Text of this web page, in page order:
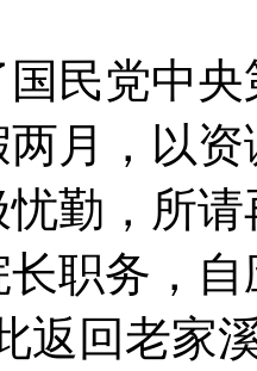
民党中
月，以
忧勤，所
职务，
返回老家